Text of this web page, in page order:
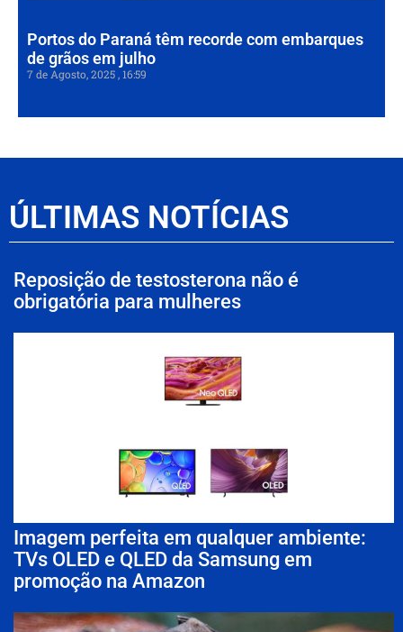
Portos do Paraná têm recorde com embarques
de grãos em julho
7 de Agosto, 2025 16:59
ÚLTIMAS NOTÍCIAS
Reposição de testosterona não é
obrigatória para mulheres
Imagem perfeita em qualquer ambiente:
TVs OLED e QLED da Samsung em
promoção na Amazon